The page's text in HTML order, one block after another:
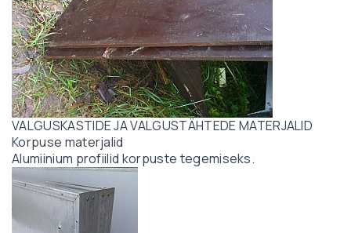
VALGUSKASTIDE JA VALGUSTÄHTEDE MATERJALID
Korpuse materjalid
Alumiinium profiilid korpuste tegemiseks.